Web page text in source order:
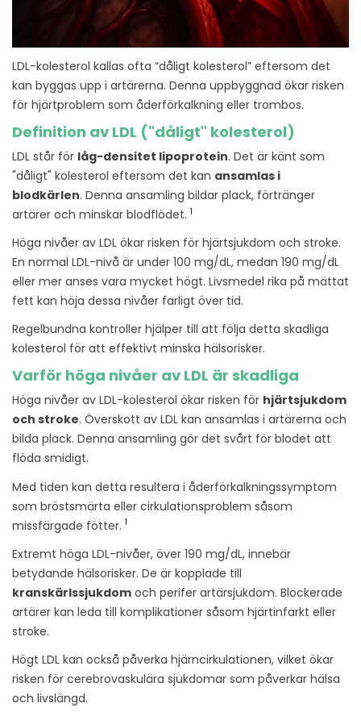
LDL-kolesterol kallas ofta “dåligt kolesterol” eftersom det
kan byggas upp i artärerna. Denna uppbyggnad ökar risken
för hjärtproblem som åderförkalkning eller trombos.
Definition av LDL ("dåligt" kolesterol)
LDL står för låg-densitet lipoprotein. Det är känt som
"dåligt" kolesterol eftersom det kan ansamlas i
blodkärlen. Denna ansamling bildar plack, förtränger
artärer och minskar blodflödet. 1
Höga nivåer av LDL ökar risken för hjärtsjukdom och stroke.
En normal LDL-nivå är under 100 mg/dL, medan 190 mg/dL
eller mer anses vara mycket högt. Livsmedel rika på mättat
fett kan höja dessa nivåer farligt över tid.
Regelbundna kontroller hjälper till att följa detta skadliga
kolesterol för att effektivt minska hälsorisker.
Varför höga nivåer av LDL är skadliga
Höga nivåer av LDL-kolesterol ökar risken för hjärtsjukdom
och stroke. Överskott av LDL kan ansamlas i artärerna och
bilda plack. Denna ansamling gör det svårt för blodet att
flöda smidigt.
Med tiden kan detta resultera i åderförkalkningssymptom
som bröstsmärta eller cirkulationsproblem såsom
missfärgade fötter. 1
Extremt höga LDL-nivåer, över 190 mg/dL, innebär
betydande hälsorisker. De är kopplade till
kranskärlssjukdom och perifer artärsjukdom. Blockerade
artärer kan leda till komplikationer såsom hjärtinfarkt eller
stroke.
Högt LDL kan också påverka hjärncirkulationen, vilket ökar
risken för cerebrovaskulära sjukdomar som påverkar hälsa
och livslängd.